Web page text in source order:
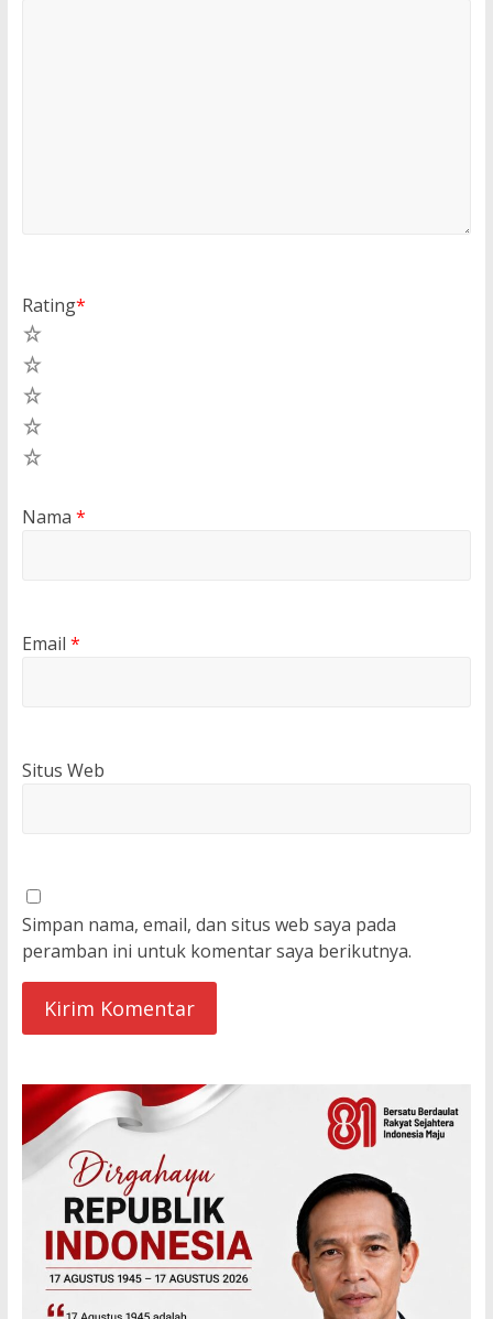
Rating*
Nama *
Email *
Situs Web
Simpan nama, email, dan situs web saya pada
peramban ini untuk komentar saya berikutnya.